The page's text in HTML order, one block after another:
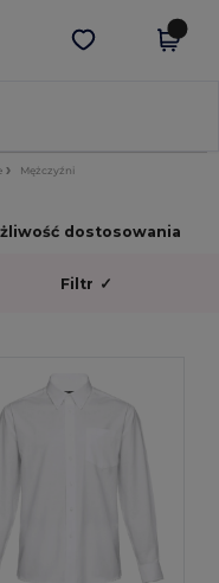
Pobierz app
Mężczyźni
dostosowania
Filtr ✓